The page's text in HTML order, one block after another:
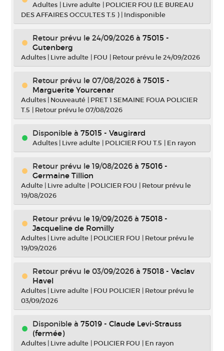
Adultes | Livre adulte | POLICIER FOU (LE BUREAU
DES AFFAIRES OCCULTES T.5 ) | Indisponible
Retour prévu le 24/09/2026 à 75015 -
Gutenberg
Adultes | Livre adulte | FOU | Retour prévu le 24/09/2026
Retour prévu le 07/08/2026 à 75015 -
Marguerite Yourcenar
Adultes | Nouveauté | PRET 1 SEMAINE FOUA POLICIER
T.5 | Retour prévu le 07/08/2026
Disponible à 75015 - Vaugirard
Adultes | Livre adulte | POLICIER FOU T.5 | En rayon
Retour prévu le 19/08/2026 à 75016 -
Germaine Tillion
Adulte | Livre adulte | POLICIER FOU | Retour prévu le
19/08/2026
Retour prévu le 19/09/2026 à 75018 -
Jacqueline de Romilly
Adultes | Livre adulte | POLICIER FOU | Retour prévu le
19/09/2026
Retour prévu le 03/09/2026 à 75018 - Vaclav
Havel
Adultes | Livre adulte | FOU POLICIER | Retour prévu le
03/09/2026
Disponible à 75019 - Claude Levi-Strauss
(fermée)
Adultes | Livre adulte | POLICIER FOU | En rayon